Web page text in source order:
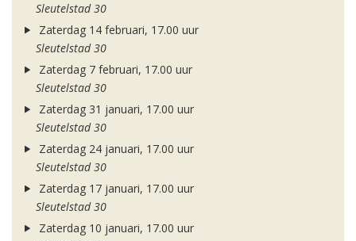
Sleutelstad 30
Zaterdag 14 februari, 17.00 uur
Sleutelstad 30
Zaterdag 7 februari, 17.00 uur
Sleutelstad 30
Zaterdag 31 januari, 17.00 uur
Sleutelstad 30
Zaterdag 24 januari, 17.00 uur
Sleutelstad 30
Zaterdag 17 januari, 17.00 uur
Sleutelstad 30
Zaterdag 10 januari, 17.00 uur